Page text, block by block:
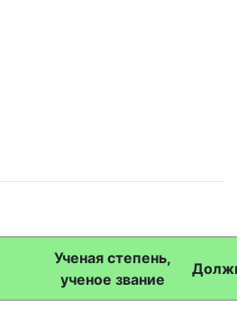
Ученая степень,
ученое звание